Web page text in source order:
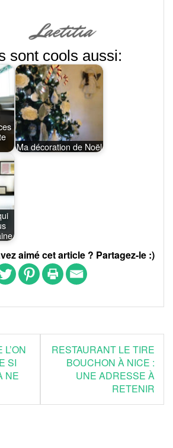
sont cools aussi:
Ma décoration de Noël
aimé cet article ? Partagez-le :)
SI
NE
RESTAURANT LE TIRE
BOUCHON À NICE :
UNE ADRESSE À
RETENIR